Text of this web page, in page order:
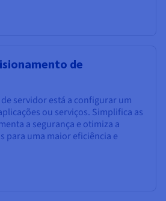
de
servidor está a configurar um
ou serviços. Simplifica as
a segurança e otimiza a
para uma maior eficiência e